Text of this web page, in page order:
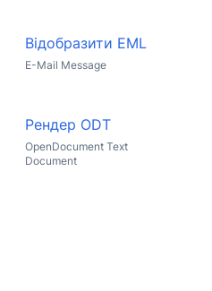
Відобразити EML
E-Mail Message
Рендер ODT
OpenDocument Text
Document